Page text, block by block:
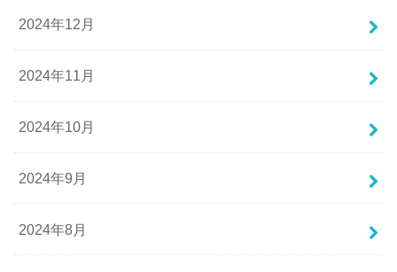
2024年12月
2024年11月
2024年10月
2024年9月
2024年8月